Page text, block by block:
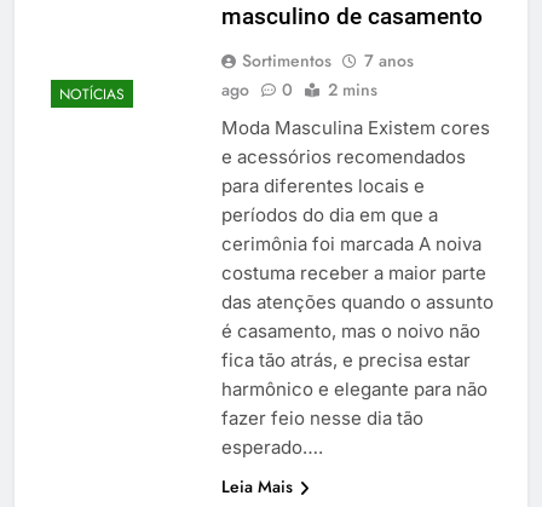
NOTÍCIAS
masculino de casamento
Sortimentos
7 anos
ago
0 2 mins
Moda Masculina Existem cores
e acessórios recomendados
para diferentes locais e
períodos do dia em que a
cerimônia foi marcada A noiva
costuma receber a maior parte
das atenções quando o assunto
é casamento, mas o noivo não
fica tão atrás, e precisa estar
harmônico e elegante para não
fazer feio nesse dia tão
esperado….
Leia Mais